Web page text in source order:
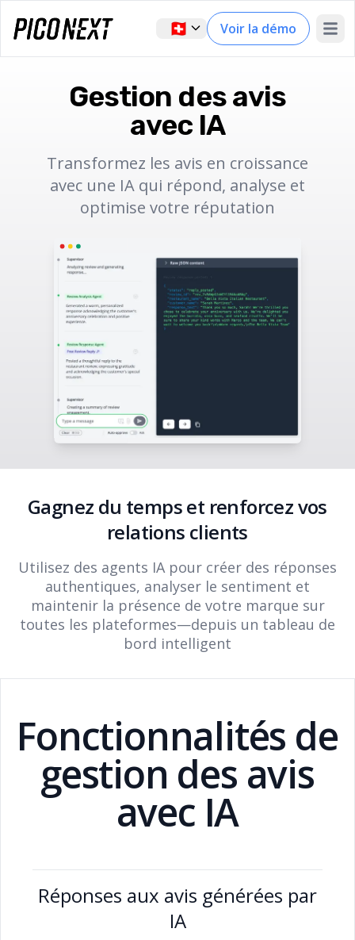
🇨🇭 Voir la démo Open
Gestion des avis
avec IA
Transformez les avis en croissance
avec une IA qui répond, analyse et
optimise votre réputation
Gagnez du temps et renforcez vos
relations clients
Utilisez des agents IA pour créer des réponses
authentiques, analyser le sentiment et
maintenir la présence de votre marque sur
toutes les plateformes—depuis un tableau de
bord intelligent
Fonctionnalités de
gestion des avis
avec IA
Réponses aux avis générées par
IA